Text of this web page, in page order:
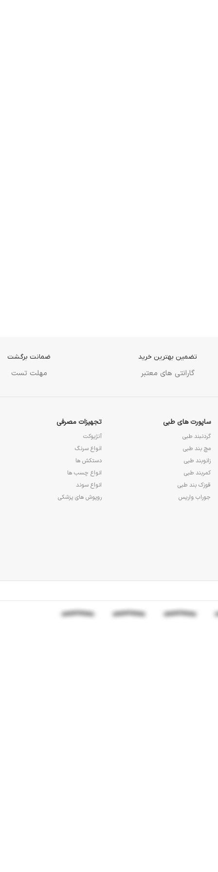
تضمین بهترین خرید
گارانتی های معتبر
ضمانت برگشت
مهلت تست
ساپورت های طبی
گردنبند طبی
مچ بند طبی
زانوبند طبی
کمربند طبی
قوزک بند طبی
جوراب واریس
تجهیزات مصرفی
آنژیوکت
انواع سرنگ
دستکش ها
انواع چسب ها
انواع سوند
روپوش های پزشکی